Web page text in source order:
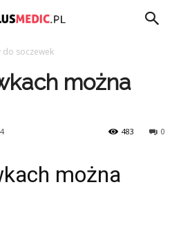
do soczewek
można
0
483
można